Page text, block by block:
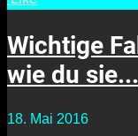
Wichtige
wie du sie...
18. Mai 2016